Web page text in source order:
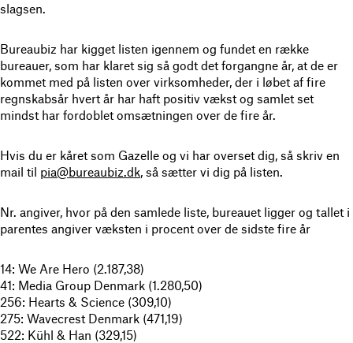
slagsen.
Bureaubiz har kigget listen igennem og fundet en række
bureauer, som har klaret sig så godt det forgangne år, at de er
kommet med på listen over virksomheder, der i løbet af fire
regnskabsår hvert år har haft positiv vækst og samlet set
mindst har fordoblet omsætningen over de fire år.
Hvis du er kåret som Gazelle og vi har overset dig, så skriv en
mail til pia@bureaubiz.dk, så sætter vi dig på listen.
Nr. angiver, hvor på den samlede liste, bureauet ligger og tallet i
parentes angiver væksten i procent over de sidste fire år
14: We Are Hero (2.187,38)
41: Media Group Denmark (1.280,50)
256: Hearts & Science (309,10)
275: Wavecrest Denmark (471,19)
522: Kühl & Han (329,15)